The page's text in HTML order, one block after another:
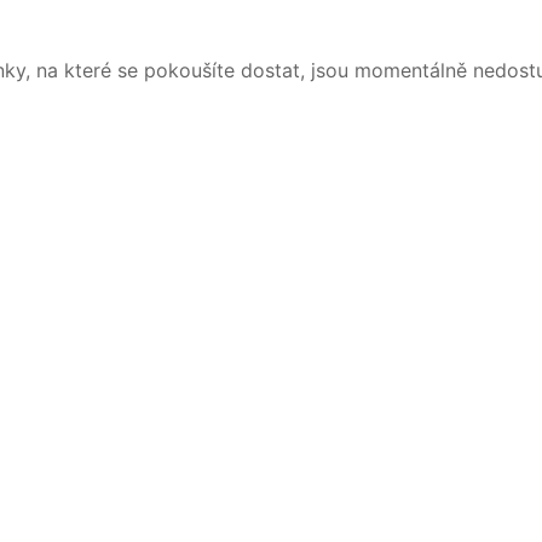
na které se pokoušíte dostat, jsou momentálně